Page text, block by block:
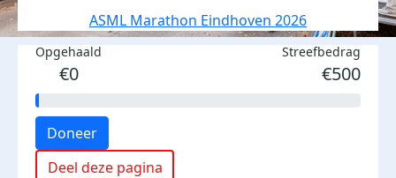
ASML Marathon Eindhoven 2026
Opgehaald
€0
Streefbedrag
€500
Doneer
Deel deze pagina